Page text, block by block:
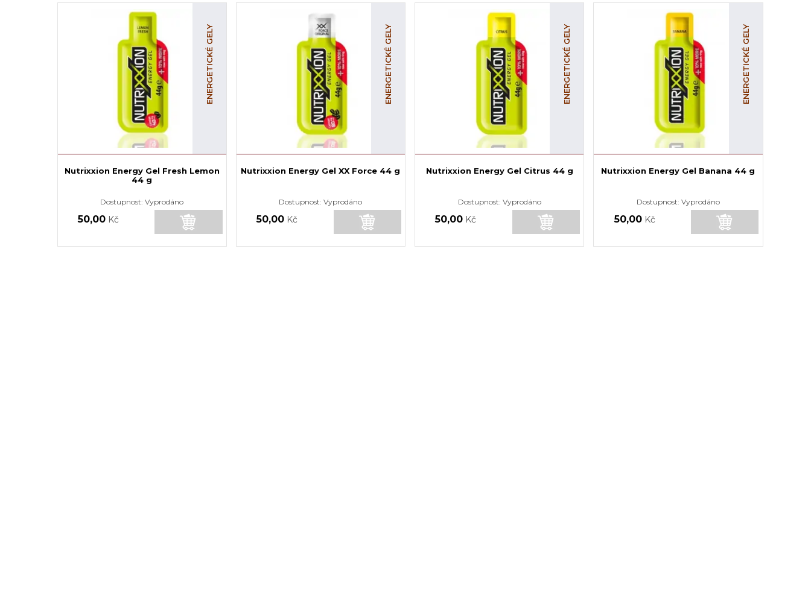
ENERGETICKÉ GELY
Nutrixxion Energy Gel Fresh Lemon
44 g
Dostupnost:Vyprodáno
50,00 Kč
ENERGETICKÉ GELY
Nutrixxion Energy Gel XX Force 44 g
Dostupnost:Vyprodáno
50,00 Kč
ENERGETICKÉ GELY
Nutrixxion Energy Gel Citrus 44 g
Dostupnost: Vyprodáno
50,00 Kč
ENERGETICKÉ GELY
Nutrixxion Energy Gel Banana 44 g
Dostupnost: Vyprodáno
50,00 Kč